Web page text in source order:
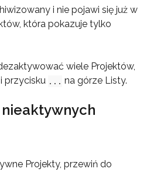
i nie pojawi się już w
która pokazuje tylko
wiele Projektów,
przycisku ... na górze Listy.
Projekty, przewiń do